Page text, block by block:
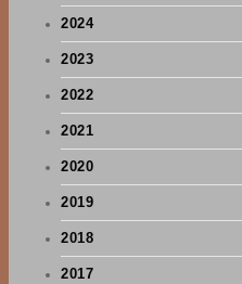
2024
2023
2022
2021
2020
2019
2018
2017